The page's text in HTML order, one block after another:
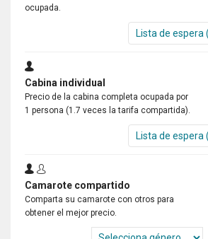
ocupada.
Lista de
Cabina individual
Precio de la cabina completa ocupada por
1 persona (1.7 veces la tarifa compartida).
Lista de
Camarote compartido
Comparta su camarote con otros para
obtener el mejor precio.